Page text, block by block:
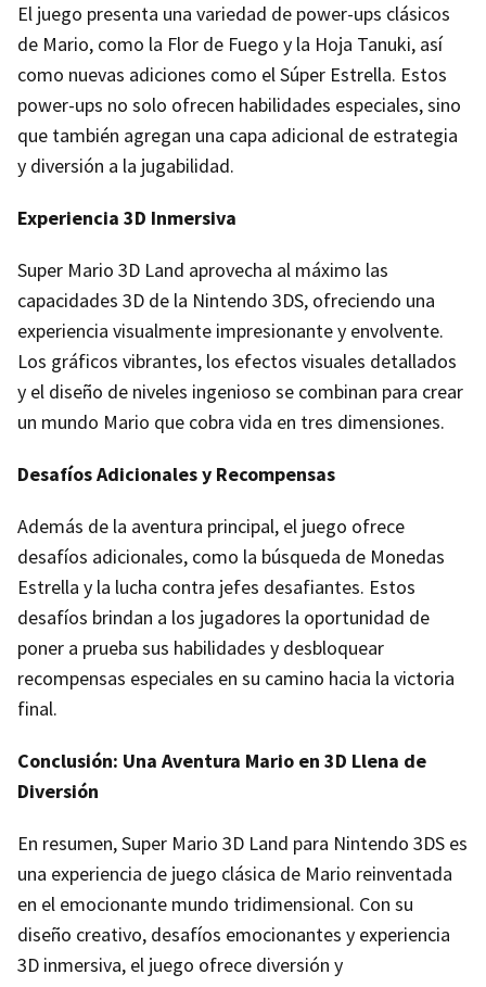
El juego presenta una variedad de power-ups clásicos
de Mario, como la Flor de Fuego y la Hoja Tanuki, así
como nuevas adiciones como el Súper Estrella. Estos
power-ups no solo ofrecen habilidades especiales, sino
que también agregan una capa adicional de estrategia
y diversión a la jugabilidad.
Experiencia 3D Inmersiva
Super Mario 3D Land aprovecha al máximo las
capacidades 3D de la Nintendo 3DS, ofreciendo una
experiencia visualmente impresionante y envolvente.
Los gráficos vibrantes, los efectos visuales detallados
y el diseño de niveles ingenioso se combinan para crear
un mundo Mario que cobra vida en tres dimensiones.
Desafíos Adicionales y Recompensas
Además de la aventura principal, el juego ofrece
desafíos adicionales, como la búsqueda de Monedas
Estrella y la lucha contra jefes desafiantes. Estos
desafíos brindan a los jugadores la oportunidad de
poner a prueba sus habilidades y desbloquear
recompensas especiales en su camino hacia la victoria
final.
Conclusión: Una Aventura Mario en 3D Llena de
Diversión
En resumen, Super Mario 3D Land para Nintendo 3DS es
una experiencia de juego clásica de Mario reinventada
en el emocionante mundo tridimensional. Con su
diseño creativo, desafíos emocionantes y experiencia
3D inmersiva, el juego ofrece diversión y